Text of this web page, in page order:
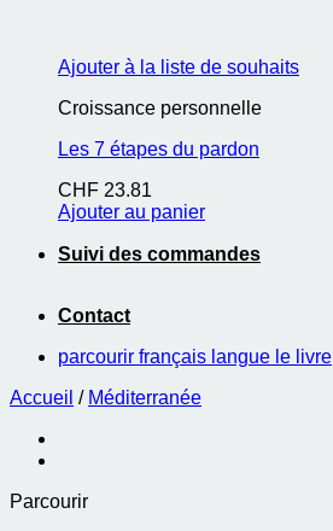
Ajouter à la liste de souhaits
Croissance personnelle
Les 7 étapes du pardon
CHF 23.81
Ajouter au panier
Suivi des commandes
Contact
parcourir français langue le livre
Accueil / Méditerranée
Parcourir